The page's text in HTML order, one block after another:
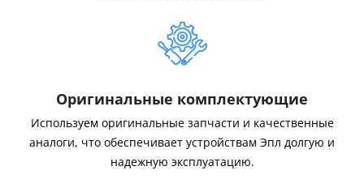
Оригинальные комплектующие
Используем оригинальные запчасти и качественные
аналоги, что обеспечивает устройствам Эпл долгую и
надежную эксплуатацию.